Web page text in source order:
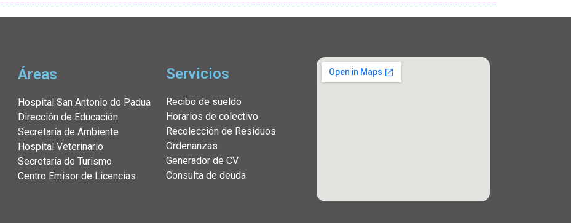
Áreas
Hospital San Antonio de Padua
Dirección de Educación
Secretaría de Ambiente
Hospital Veterinario
Secretaría de Turismo
Centro Emisor de Licencias
Servicios
Recibo de sueldo
Horarios de colectivo
Recolección de Residuos
Ordenanzas
Generador de CV
Consulta de deuda